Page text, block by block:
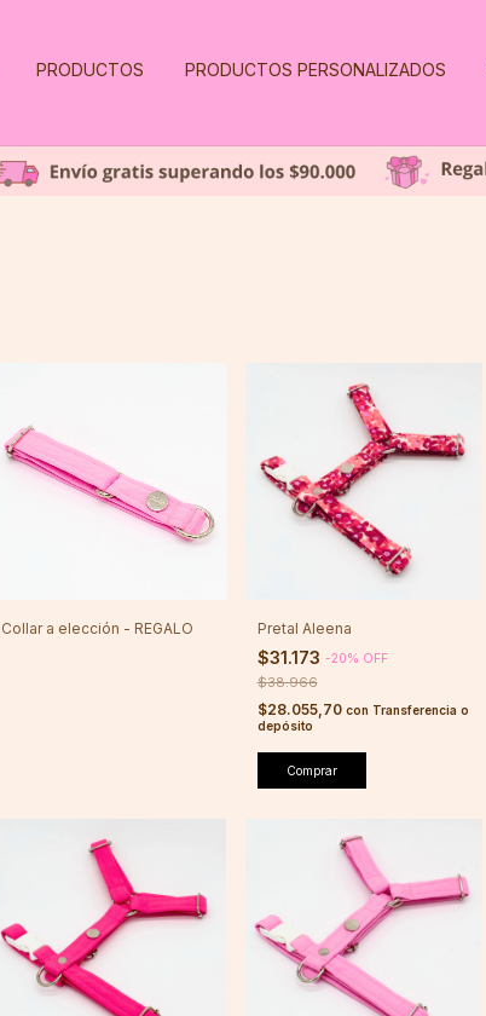
PRODUCTOS PRODUCTOS PERSONALIZADOS
Collar a elección - REGALO Pretal Aleena
$31.173 -20% OFF
$38.966
$28.055,70 con Transferencia o
depósito
Comprar